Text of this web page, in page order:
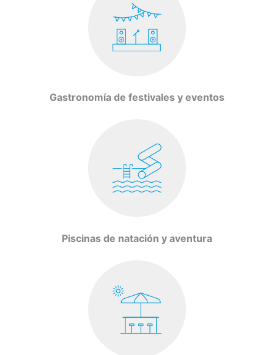
Gastronomía de festivales y eventos
Piscinas de natación y aventura